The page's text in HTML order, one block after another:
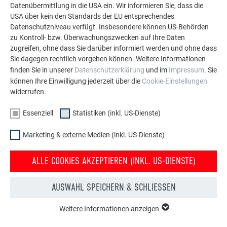
MEHR REFERENZEN ANSEHEN
Dach, Fassade, Solar, Dachentwässerung &
Datenübermittlung in die USA ein. Wir informieren Sie, dass die
USA über kein den Standards der EU entsprechendes
Datenschutzniveau verfügt. Insbesondere können US-Behörden
zu Kontroll- bzw. Überwachungszwecken auf Ihre Daten
zugreifen, ohne dass Sie darüber informiert werden und ohne dass
Sie dagegen rechtlich vorgehen können. Weitere Informationen
finden Sie in unserer Datenschutzerklärung und im Impressum. Sie
können Ihre Einwilligung jederzeit über die Cookie-Einstellungen
widerrufen.
Essenziell Statistiken (inkl. US-Dienste)
Marketing & externe Medien (inkl. US-Dienste)
ALLE COOKIES AKZEPTIEREN (INKL. US-DIENSTE)
AUSWAHL SPEICHERN & SCHLIESSEN
Weitere Informationen anzeigen